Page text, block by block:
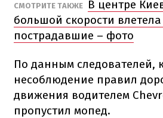
СМОТРИТЕ ТАКЖЕ
В центре
большой скорости влетела
пострадавшие – фото
По данным следователей,
несоблюдение правил
движения водителем
пропустил мопед.